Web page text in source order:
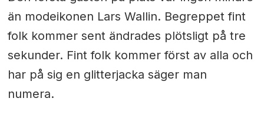
än modeikonen Lars Wallin. Begreppet fint
folk kommer sent ändrades plötsligt på tre
sekunder. Fint folk kommer först av alla och
har på sig en glitterjacka säger man
numera.